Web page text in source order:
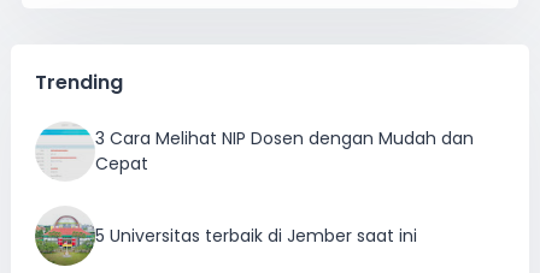
Trending
3 Cara Melihat NIP Dosen dengan Mudah dan
Cepat
5 Universitas terbaik di Jember saat ini